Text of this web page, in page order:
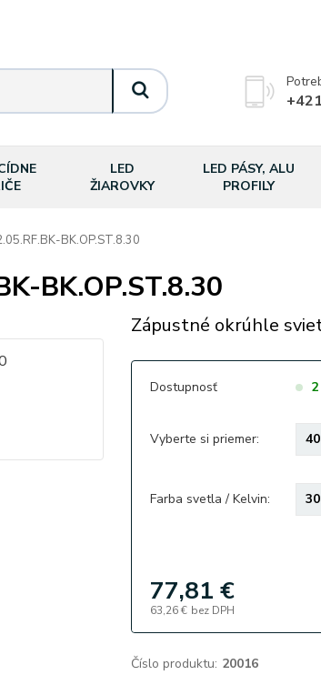
LED
ŽIAROVKY
LED PÁSY, ALU
PROFILY
BK.OP.ST.8.30
BK.OP.ST.8.30
Zápustné okrúhle
Dostupnosť
Vyberte si priemer:
Farba svetla / Kelvin:
77,81 €
63,26 € bez DPH
Číslo produktu: 20016